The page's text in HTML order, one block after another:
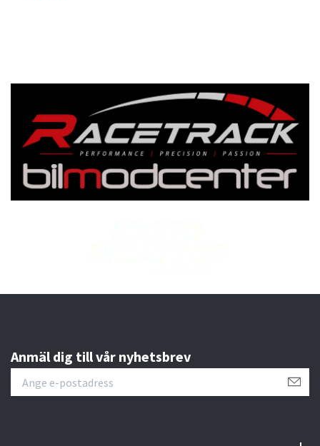
Anmäl dig till vår nyhetsbrev